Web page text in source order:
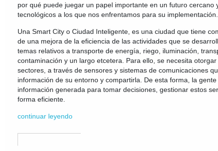
por qué puede juegar un papel importante en un futuro cercano
tecnológicos a los que nos enfrentamos para su implementación.
Una Smart City o Ciudad Inteligente, es una ciudad que tiene
de una mejora de la eficiencia de las actividades que se
temas relativos a transporte de energía, riego, iluminación,
contaminación y un largo etcetera. Para ello, se necesita
sectores, a través de sensores y sistemas de comunicaciones
información de su entorno y compartirla. De esta forma, la
información generada para tomar decisiones, gestionar estos
forma eficiente.
continuar leyendo